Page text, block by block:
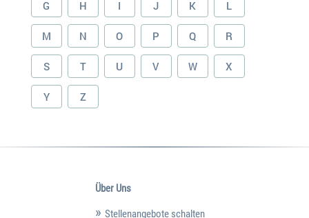
G H I J K L
M N O P Q R
S T U V W X
Y Z
Über Uns
Stellenangebote schalten